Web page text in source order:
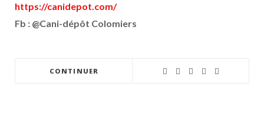
https://canidepot.com/
Fb : @Cani-dépôt Colomiers
CONTINUER